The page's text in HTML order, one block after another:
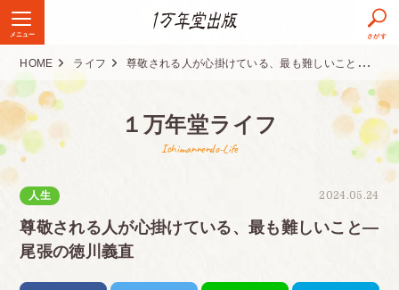
メニュー さがす
HOME ライフ 尊敬される人が心掛けている、最も難しいこと―尾張の徳川義直
１万年堂ライフ
Ichimannendo-Life
2024.05.24
人生
尊敬される人が心掛けている、最も難しいこと―
尾張の徳川義直